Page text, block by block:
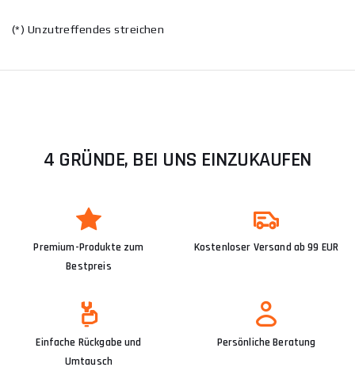
(*) Unzutreffendes streichen
4 GRÜNDE, BEI UNS EINZUKAUFEN
Premium-Produkte zum
Bestpreis
Kostenloser Versand ab 99 EUR
Einfache Rückgabe und
Umtausch
Persönliche Beratung